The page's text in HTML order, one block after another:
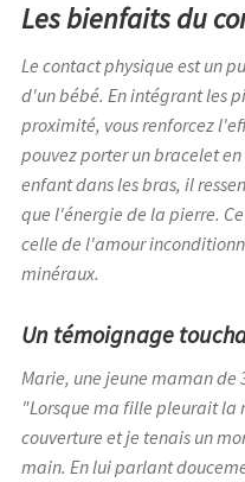
Les bienfaits du
Le contact physique est un
d'un bébé. En intégrant les
proximité, vous renforcez
pouvez porter un bracelet
enfant dans les bras, il
que l'énergie de la pierre.
celle de l'amour
minéraux.
Un témoignage
Marie, une jeune maman de
"Lorsque ma fille pleurait la
couverture et je tenais un
main. En lui parlant